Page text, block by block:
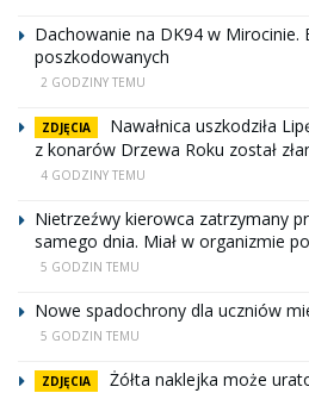
Dachowanie na DK94 w Mirocinie.
poszkodowanych
2 GODZINY TEMU
ZDJĘCIA
Nawałnica uszkodziła
z konarów Drzewa Roku został
4 GODZINY TEMU
Nietrzeźwy kierowca zatrzymany
samego dnia. Miał w organizmie
5 GODZIN TEMU
Nowe spadochrony dla uczniów
5 GODZIN TEMU
ZDJĘCIA
Żółta naklejka może